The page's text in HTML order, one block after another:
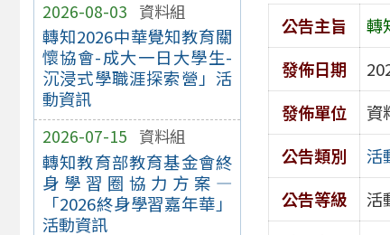
2026-08-03 資料組
轉知2026中華覺知教育關
懷協會-成大一日大學生-
沉浸式學職涯探索營」活
動資訊
2026-07-15 資料組
轉知教育部教育基金會終
身學習圈協力方案—
「2026終身學習嘉年華」
活動資訊
公告主旨
轉
發佈日期
發佈單位
資
公告類別
活
公告等級
活